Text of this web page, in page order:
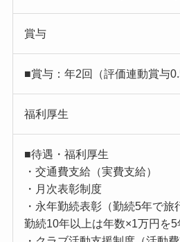
賞与
■賞与：年2回（評価連動賞与
福利厚生
■待遇・福利厚生
・交通費支給（実費支給）
・月次表彰制度
・永年勤続表彰（勤続5年で旅
勤続10年以上は年数×1万円を5